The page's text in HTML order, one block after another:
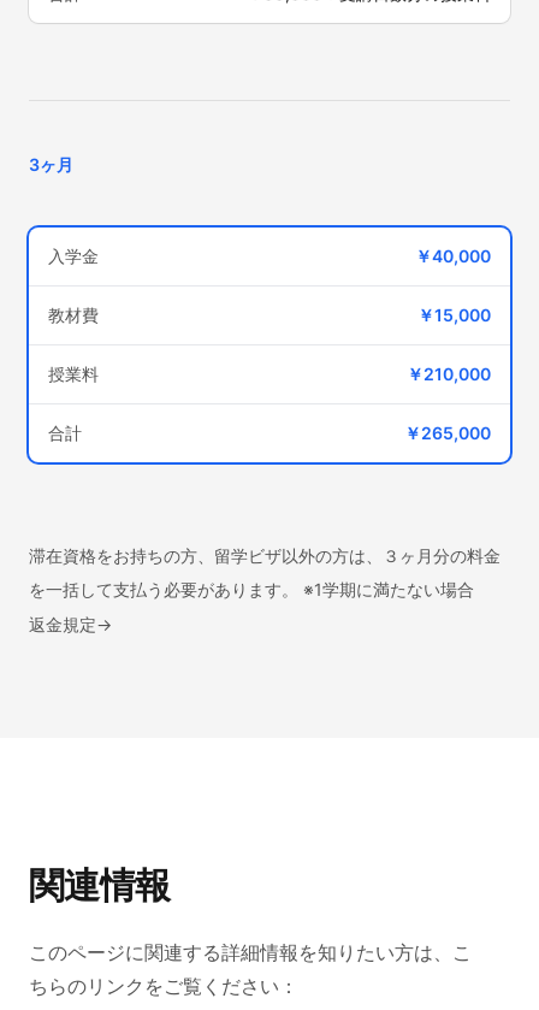
3ヶ月
入学金 ￥40,000
教材費 ￥15,000
授業料 ￥210,000
合計 ￥265,000
滞在資格をお持ちの方、留学ビザ以外の方は、３ヶ月分の料金
を一括して支払う必要があります。 ※1学期に満たない場合
返金規定→
関連情報
このページに関連する詳細情報を知りたい方は、こ
ちらのリンクをご覧ください：